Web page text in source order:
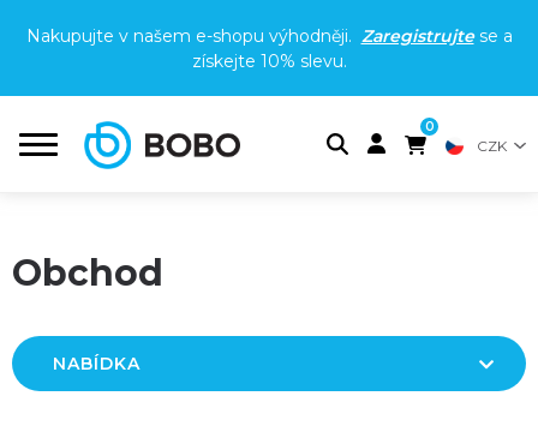
Nakupujte v našem e-shopu výhodněji. Zaregistrujtese a
získejte 10% slevu.
0
CZK
Obchod
NABÍDKA